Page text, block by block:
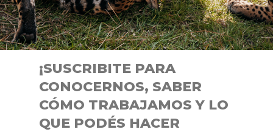
¡SUSCRIBITE PARA
CONOCERNOS, SABER
CÓMO TRABAJAMOS Y LO
QUE PODÉS HACER